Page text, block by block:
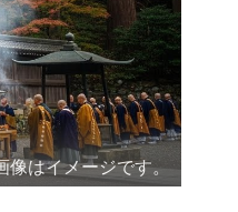
はイメージです。